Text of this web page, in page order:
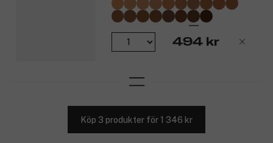
494 kr
Köp 3 produkter för 1 346 kr